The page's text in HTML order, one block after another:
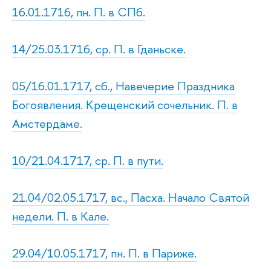
16.01.1716, пн. П. в СПб.
14/25.03.1716, ср. П. в Гданьске.
05/16.01.1717, сб., Навечерие Праздника
Богоявления. Крещенский сочельник. П. в
Амстердаме.
10/21.04.1717, ср. П. в пути.
21.04/02.05.1717, вс., Пасха. Начало Святой
недели. П. в Кале.
29.04/10.05.1717, пн. П. в Париже.